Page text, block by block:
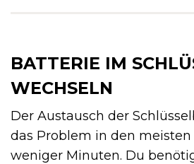
BATTERIE IM
WECHSELN
Der Austausch der
das Problem in den
weniger Minuten. Du